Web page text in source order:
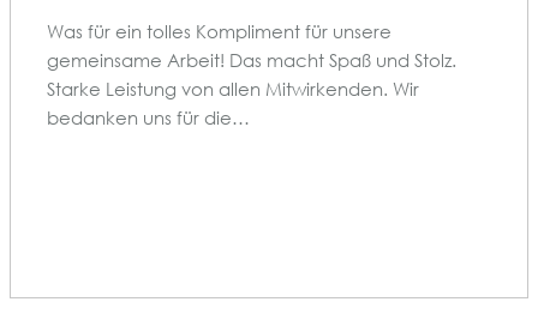
Was für ein tolles Kompliment für unsere
gemeinsame Arbeit! Das macht Spaß und Stolz.
Starke Leistung von allen Mitwirkenden. Wir
bedanken uns für die…